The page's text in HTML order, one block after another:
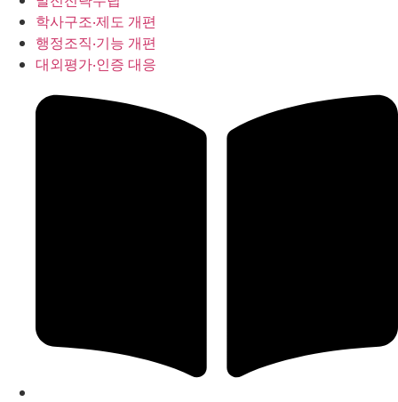
학사구조‧제도 개편
행정조직‧기능 개편
대외평가‧인증 대응